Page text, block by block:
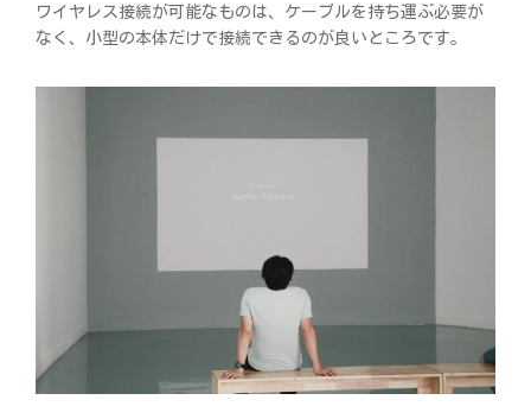
ワイヤレス接続が可能なものは、ケーブルを持ち運ぶ必要が
なく、小型の本体だけで接続できるのが良いところです。